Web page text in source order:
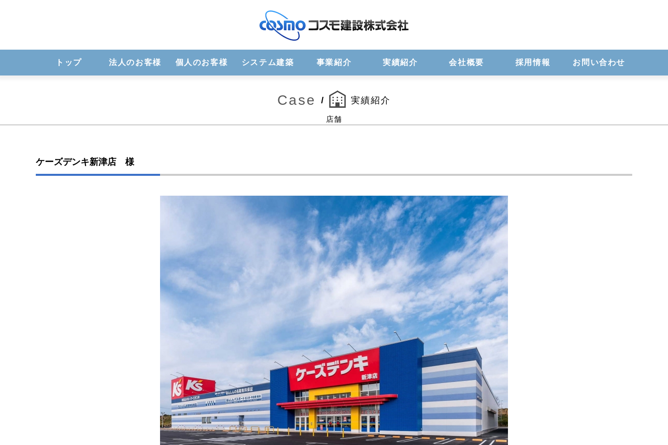
トップ 法人のお客様 個人のお客様 システム建築 事業紹介 実績紹介 会社概要 採用情報 お問い合わせ
Case / 実績紹介
店舗
ケーズデンキ新津店 様